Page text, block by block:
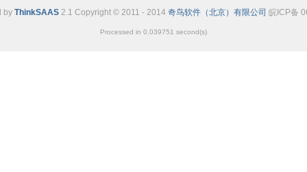
by ThinkSAAS 2.1 Copyright © 2011 - 2014 奇鸟软件（北京）有限公司 皖ICP备
Processed in 0.039751 second(s)